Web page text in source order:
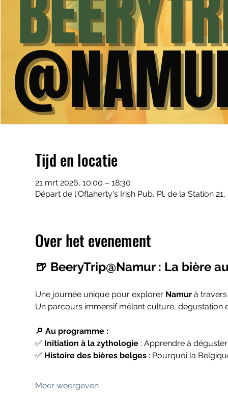
Tijd en locatie
21 mrt 2026, 10:00 – 18:30
Départ de l'Oflaherty's Irish Pub, Pl. de la Station
Over het evenement
🍺 BeeryTrip@Namur : La bière
Une journée unique pour explorer Namur à travers
Un parcours immersif mêlant culture, dégustation
🔎 Au programme :
✅ Initiation à la zythologie : Apprendre à
✅ Histoire des bières belges : Pourquoi la
Meer weergeven